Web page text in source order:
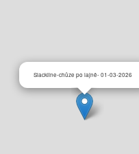
Slackline-chůze po lajně- 01-03-2026